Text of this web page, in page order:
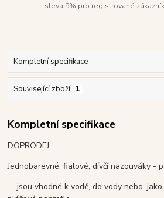
sleva 5% pro registrované
Kompletní specifikace
Související zboží 1
Kompletní specifikace
DOPRODEJ
Jednobarevné, fialové, dívčí nazouváky -
.... jsou vhodné k vodě, do vody nebo,